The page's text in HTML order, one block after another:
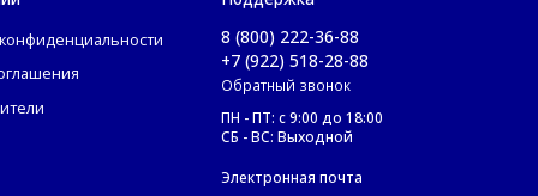
8 (800) 222-36-88
+7 (922) 518-28-88
Обратный звонок
ПН - ПТ: с 9:00 до 18:00
СБ - ВС: Выходной
Электронная почта